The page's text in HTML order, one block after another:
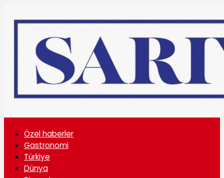
Özel haberler
Gastronomi
Türkiye
Dünya